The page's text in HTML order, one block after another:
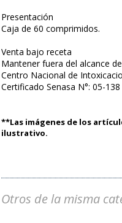
Presentación
Caja de 60 comprimidos.
Venta bajo receta
Mantener fuera del alcance
Centro Nacional de
Certificado Senasa N°: 05-138
**Las imágenes de los
ilustrativo.
Otros de la misma